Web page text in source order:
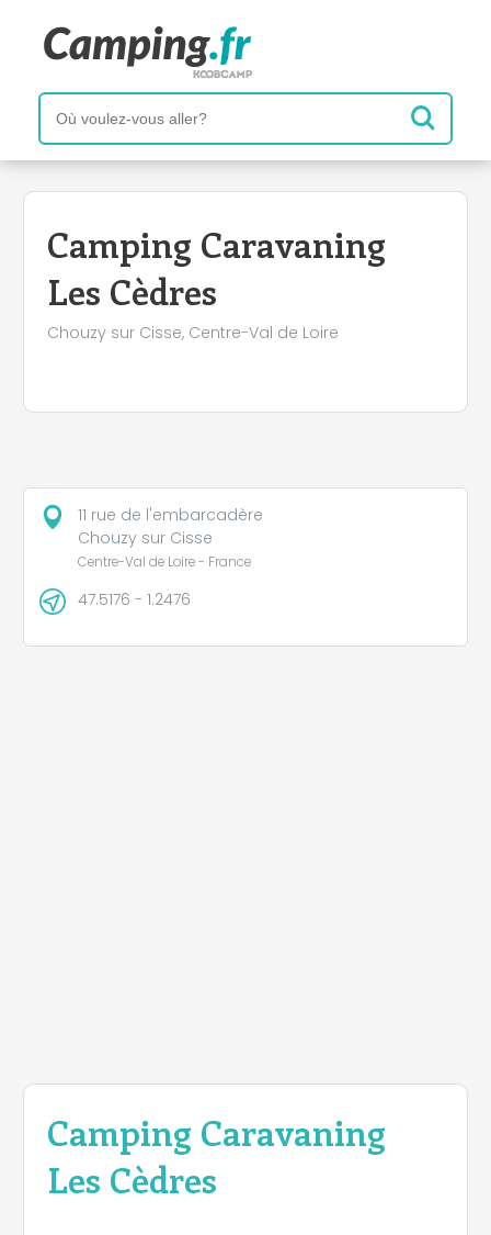
Camping Caravaning
Les Cèdres
Chouzy sur Cisse, Centre-Val de Loire
Camping Caravaning
Les Cèdres
+
−
11 rue de l'embarcadère
Chouzy sur Cisse
Centre-Val de Loire - France
47.5176 - 1.2476